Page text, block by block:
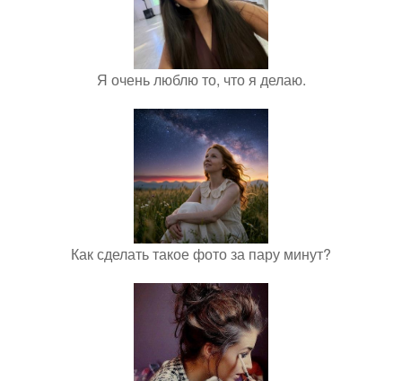
Я очень люблю то, что я делаю.
Как сделать такое фото за пару минут?